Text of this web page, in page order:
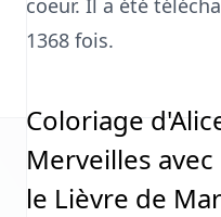
coeur. Il a été
1368 fois.
Coloriage
Merveilles
le Lièvre de